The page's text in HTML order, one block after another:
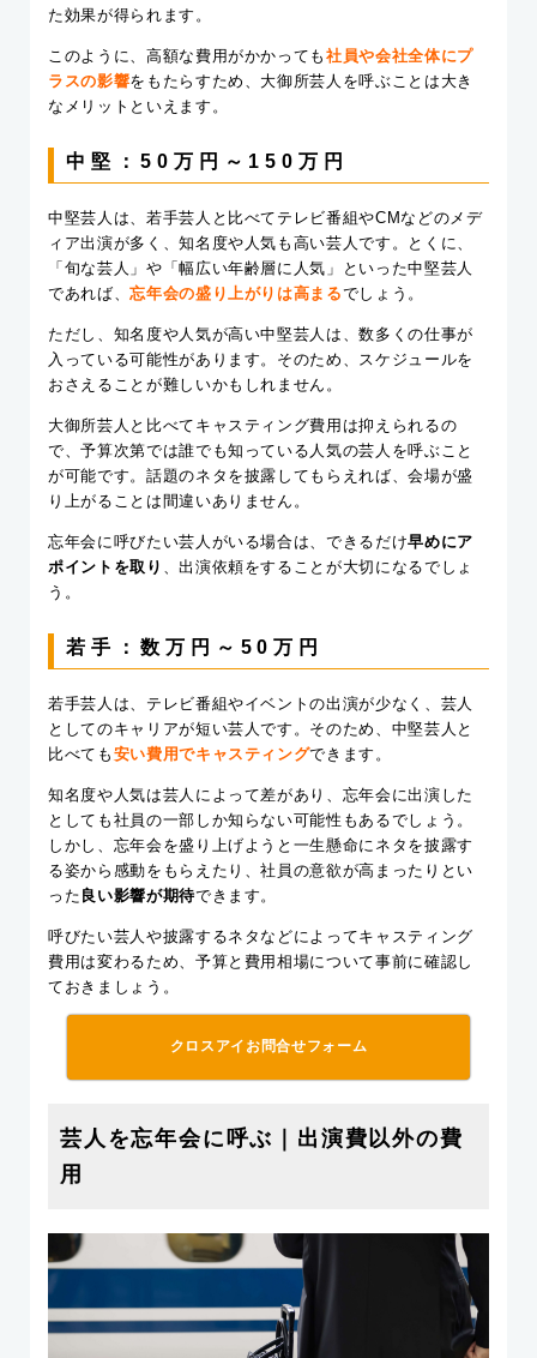
た効果が得られます。
このように、高額な費用がかかっても社員や会社全体にプ
ラスの影響をもたらすため、大御所芸人を呼ぶことは大き
なメリットといえます。
中堅：50万円～150万円
中堅芸人は、若手芸人と比べてテレビ番組やCMなどのメデ
ィア出演が多く、知名度や人気も高い芸人です。とくに、
「旬な芸人」や「幅広い年齢層に人気」といった中堅芸人
であれば、忘年会の盛り上がりは高まるでしょう。
ただし、知名度や人気が高い中堅芸人は、数多くの仕事が
入っている可能性があります。そのため、スケジュールを
おさえることが難しいかもしれません。
大御所芸人と比べてキャスティング費用は抑えられるの
で、予算次第では誰でも知っている人気の芸人を呼ぶこと
が可能です。話題のネタを披露してもらえれば、会場が盛
り上がることは間違いありません。
忘年会に呼びたい芸人がいる場合は、できるだけ早めにア
ポイントを取り
、出演依頼をすることが大切になるでしょ
う。
若手：数万円～50万円
若手芸人は、テレビ番組やイベントの出演が少なく、芸人
としてのキャリアが短い芸人です。そのため、中堅芸人と
比べても 安い費用でキャスティングできます。
知名度や人気は芸人によって差があり、忘年会に出演した
としても社員の一部しか知らない可能性もあるでしょう。
しかし、忘年会を盛り上げようと一生懸命にネタを披露す
る姿から感動をもらえたり、社員の意欲が高まったりとい
った 良い影響が期待できます。
呼びたい芸人や披露するネタなどによってキャスティング
費用は変わるため、予算と費用相場について事前に確認し
ておきましょう。
クロスアイお問合せフォーム
芸人を忘年会に呼ぶ｜出演費以外の費
用